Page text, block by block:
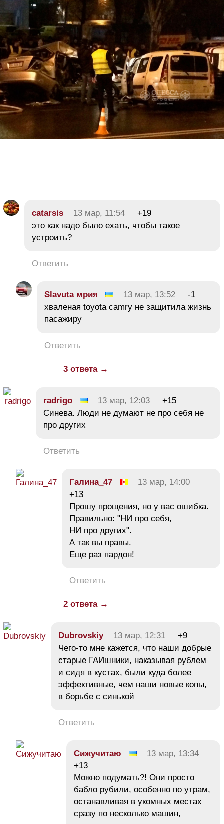
catarsis 13 мар, 11:54
+19
это как надо было ехать, чтобы такое
устроить?
Ответить
Slavuta мрия 13 мар, 13:52
-1
хваленая toyota camry не защитила жизнь
пасажиру
Ответить
3 ответа →
radrigo 13 мар, 12:03
+15
Синева. Люди не думают не про себя не
про других
Ответить
Галина_47
13 мар, 14:00
+13
Прошу прощения, но у вас ошибка.
Правильно: "НИ про себя,
НИ про других".
А так вы правы.
Еще раз пардон!
Ответить
2 ответа →
Dubrovskiy 13 мар, 12:31
+9
Чего-то мне кажется, что наши добрые
старые ГАИшники, наказывая рублем
и сидя в кустах, были куда более
эффективные, чем наши новые копы,
в борьбе с синькой
Ответить
Сижучитаю
13 мар, 13:34
+13
Можно подумать?! Они просто
бабло рубили, особенно по утрам,
останавливая в укомных местах
сразу по несколько машин,